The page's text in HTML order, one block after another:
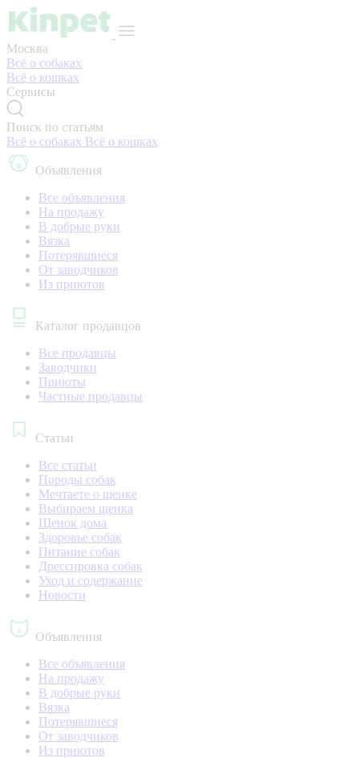
Москва
Всё о собаках
Всё о кошках
Сервисы
Поиск по статьям
Всё о собаках Всё о кошках
Объявления
Все объявления
На продажу
В добрые руки
Вязка
Потерявшиеся
От заводчиков
Из приютов
Каталог продавцов
Все продавцы
Заводчики
Приюты
Частные продавцы
Статьи
Все статьи
Породы собак
Мечтаете о щенке
Выбираем щенка
Щенок дома
Здоровье собак
Питание собак
Дрессировка собак
Уход и содержание
Новости
Объявления
Все объявления
На продажу
В добрые руки
Вязка
Потерявшиеся
От заводчиков
Из приютов